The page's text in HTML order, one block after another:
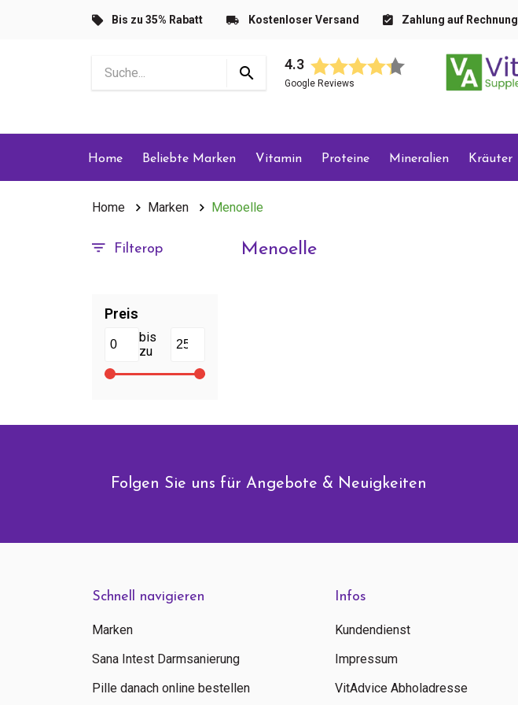
Bis zu 35% Rabatt Kostenloser Versand Zahlung auf Rechnung
4.3
Google Reviews
Home Beliebte Marken Vitamin Proteine Mineralien Kräuter
Home Marken Menoelle
Filterop
Preis
bis
zu
Menoelle
Folgen Sie uns für Angebote & Neuigkeiten
Schnell navigieren
Marken
Sana Intest Darmsanierung
Pille danach online bestellen
Infos
Kundendienst
Impressum
VitAdvice Abholadresse